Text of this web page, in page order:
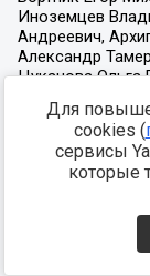
Для
cookies (
сервисы
которые